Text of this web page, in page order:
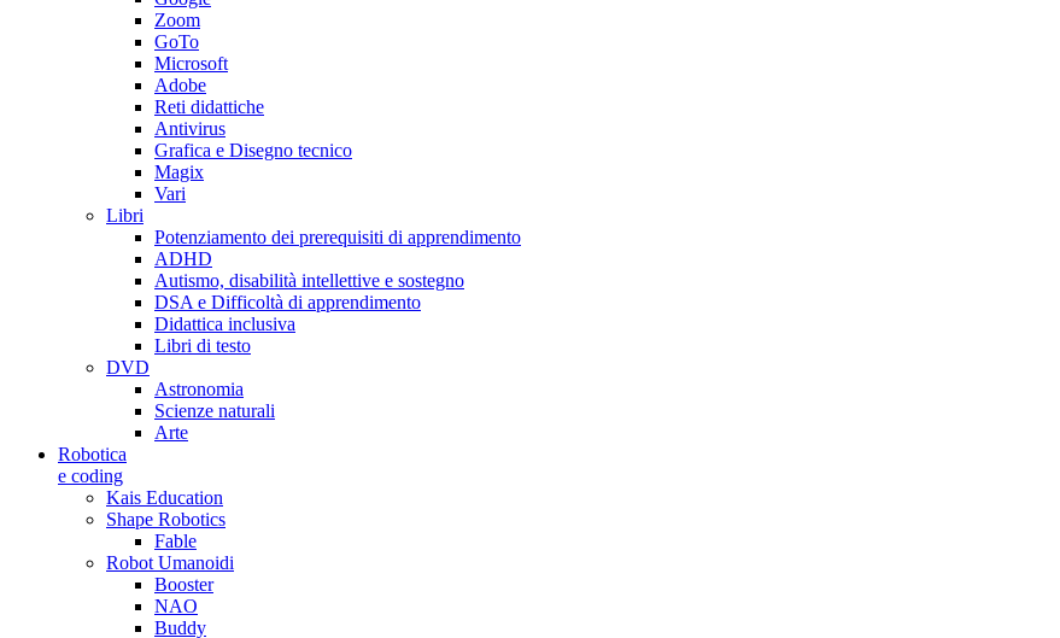
Zoom
GoTo
Microsoft
Adobe
Reti didattiche
Antivirus
Grafica e Disegno tecnico
Magix
Vari
Libri
Potenziamento dei prerequisiti di apprendimento
ADHD
Autismo, disabilità intellettive e sostegno
DSA e Difficoltà di apprendimento
Didattica inclusiva
Libri di testo
DVD
Astronomia
Scienze naturali
Arte
Robotica
e coding
Kais Education
Shape Robotics
Fable
Robot Umanoidi
Booster
NAO
Buddy